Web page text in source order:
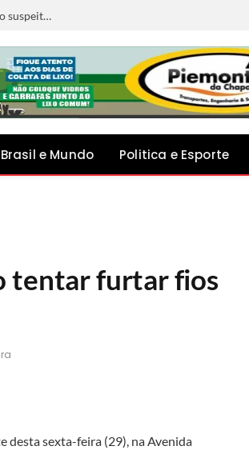
Confrontos ocorridos ao mesmo tempo terminam com cinco suspeitos mortos na Bahia
Brasil e Mundo Politica e Esporte
tentar furtar fios
desta sexta-feira (29), na Avenida